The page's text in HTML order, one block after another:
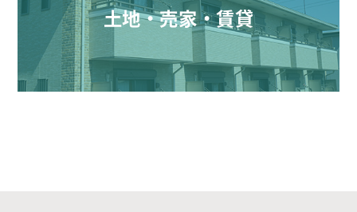
土地・売家・賃貸